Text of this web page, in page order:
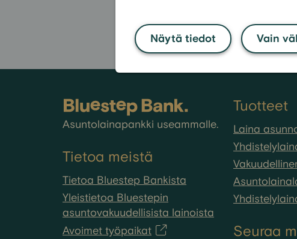
Näytä tiedot Vain
Asuntolainapankki useammalle.
Tietoa meistä
Tietoa Bluestep Bankista
Yleistietoa Bluestepin
asuntovakuudellisista lainoista
Avoimet työpaikat
Tuotteet
Laina
Seuraa